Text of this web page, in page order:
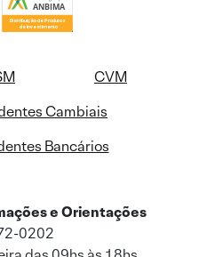
CVM
Cambiais
Bancários
e Orientações
0202